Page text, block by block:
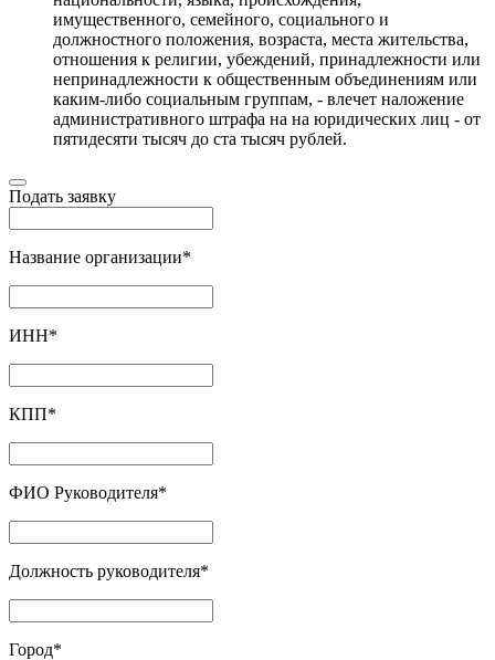
имущественного, семейного, социального и
должностного положения, возраста, места жительства,
отношения к религии, убеждений, принадлежности или
непринадлежности к общественным объединениям или
каким-либо социальным группам, - влечет наложение
административного штрафа на на юридических лиц - от
пятидесяти тысяч до ста тысяч рублей.
Подать заявку
Название организации*
ИНН*
КПП*
ФИО Руководителя*
Должность руководителя*
Город*